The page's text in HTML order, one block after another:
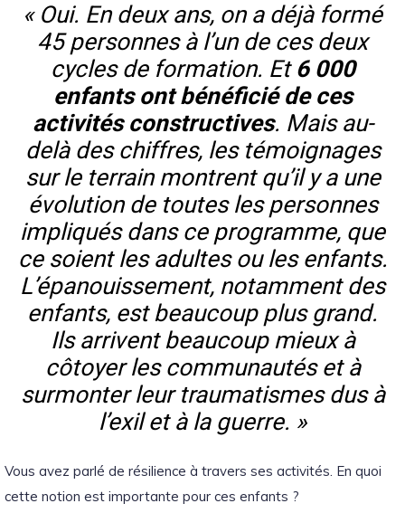
« Oui. En deux ans, on a déjà formé
45 personnes à l’un de ces deux
cycles de formation. Et 6 000
enfants ont bénéficié de ces
activités constructives. Mais au-
delà des chiffres, les témoignages
sur le terrain montrent qu’il y a une
évolution de toutes les personnes
impliqués dans ce programme, que
ce soient les adultes ou les enfants.
L’épanouissement, notamment des
enfants, est beaucoup plus grand.
Ils arrivent beaucoup mieux à
côtoyer les communautés et à
surmonter leur traumatismes dus à
l’exil et à la guerre. »
Vous avez parlé de résilience à travers ses activités. En quoi
cette notion est importante pour ces enfants ?